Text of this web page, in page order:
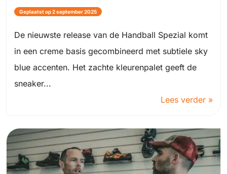
Geplaatst op 2 september 2025
De nieuwste release van de Handball Spezial komt
in een creme basis gecombineerd met subtiele sky
blue accenten. Het zachte kleurenpalet geeft de
sneaker...
Lees verder »